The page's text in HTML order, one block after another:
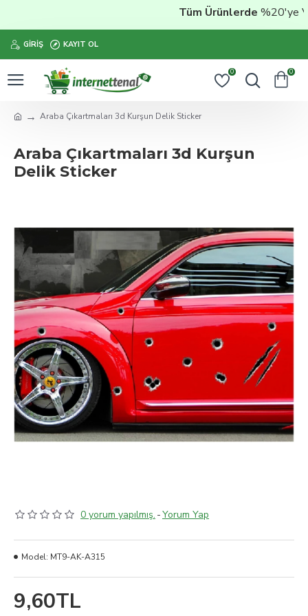
Tüm Ürünlerde%20'ye
GIRIŞ KAYIT OL
0 0
Araba Çıkartmaları 3d Kurşun Delik Sticker
Araba Çıkartmaları 3d Kurşun
Delik Sticker
0 yorum yapılmış. -Yorum Yap
9,60TL
Model: MT9-AK-A315